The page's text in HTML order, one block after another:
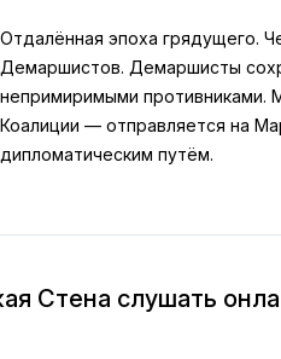
Отдалённая эпоха грядущего.
Демаршистов. Демаршисты
непримиримыми противниками.
Коалиции — отправляется на
дипломатическим путём.
Стена слушать